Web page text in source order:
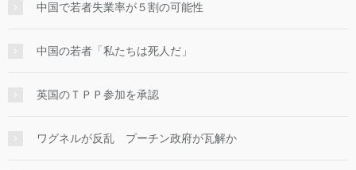
中国で若者失業率が５割の可能性
中国の若者「私たちは死人だ」
英国のＴＰＰ参加を承認
ワグネルが反乱 プーチン政府が瓦解か